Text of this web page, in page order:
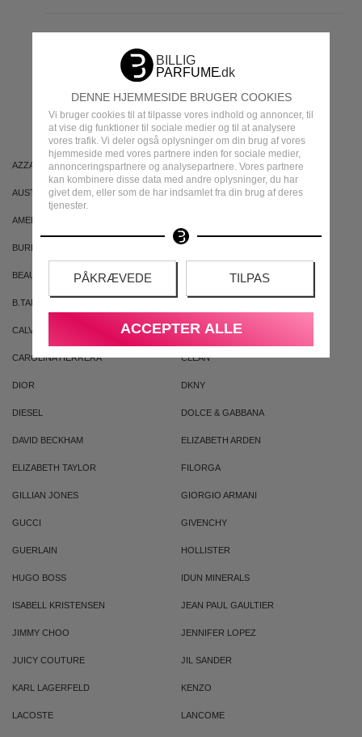
DENNE HJEMMESIDE BRUGER COOKIES
Vi bruger cookies til at tilpasse vores indhold og annoncer, til
at vise dig funktioner til sociale medier og til at analysere
vores trafik. Vi deler også oplysninger om din brug af vores
hjemmeside med vores partnere inden for sociale medier,
annonceringspartnere og analysepartnere. Vores partnere
kan kombinere disse data med andre oplysninger, du har
givet dem, eller som de har indsamlet fra din brug af deres
tjenester.
PÅKRÆVEDE TILPAS
ACCEPTER ALLE
MEST POPULÆRE
MÆRKER
AZZARO ARIANA GRANDE
AUSTRALIAN GOLD AUSTRALIAN BODYCARE
AMERICAN CREW
BURBERRY BVLGARI
BEAUTE PACIFIQUE BADEANSTALTEN
B.TAN
CALVIN KLEIN CACHAREL
CAROLINA HERRERA CLEAN
DIOR DKNY
DIESEL DOLCE & GABBANA
DAVID BECKHAM ELIZABETH ARDEN
ELIZABETH TAYLOR FILORGA
GILLIAN JONES GIORGIO ARMANI
GUCCI GIVENCHY
GUERLAIN HOLLISTER
HUGO BOSS IDUN MINERALS
ISABELL KRISTENSEN JEAN PAUL GAULTIER
JIMMY CHOO JENNIFER LOPEZ
JUICY COUTURE JIL SANDER
KARL LAGERFELD KENZO
LACOSTE LANCOME